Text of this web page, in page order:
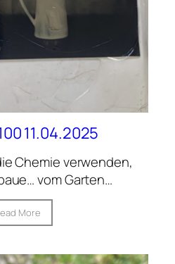
11.04.2025
Chemie verwenden,
vom Garten…
More